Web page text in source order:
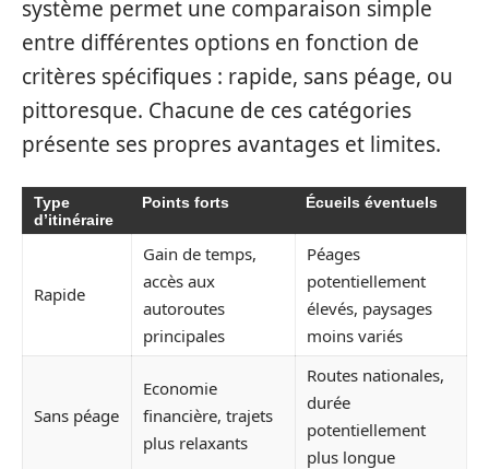
système permet une comparaison simple
entre différentes options en fonction de
critères spécifiques : rapide, sans péage, ou
pittoresque. Chacune de ces catégories
présente ses propres avantages et limites.
Type
d’itinéraire
Points forts Écueils éventuels
Rapide
Gain de temps,
accès aux
autoroutes
principales
Péages
potentiellement
élevés, paysages
moins variés
Sans péage
Economie
financière, trajets
plus relaxants
Routes nationales,
durée
potentiellement
plus longue